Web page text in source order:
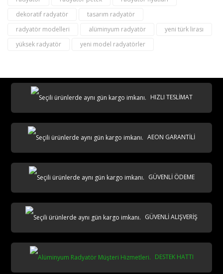
dekoratif radyatör
tasarım radyatör
radyatör modelleri
alüminyum radyatör
yeni türk lirası
yüksek radyatör
yeni model radyatörler
HIZLI TESLİMAT
AEON GARANTİLİ
GÜVENLİ ÖDEME
GÜVENLİ ALIŞVERİŞ
DESTEK HATTI